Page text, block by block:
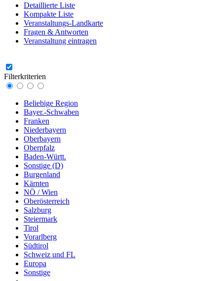
Detaillierte Liste
Kompakte Liste
Veranstaltungs-Landkarte
Fragen & Antworten
Veranstaltung eintragen
Filterkriterien
Beliebige Region
Bayer.-Schwaben
Franken
Niederbayern
Oberbayern
Oberpfalz
Baden-Württ.
Sonstige (D)
Burgenland
Kärnten
NÖ / Wien
Oberösterreich
Salzburg
Steiermark
Tirol
Vorarlberg
Südtirol
Schweiz und FL
Europa
Sonstige